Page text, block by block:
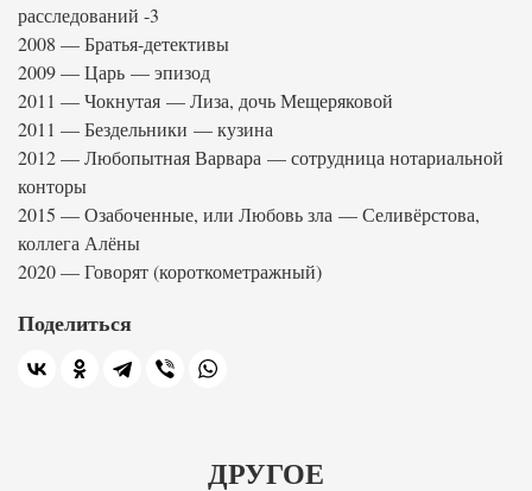
расследований -3
2008 — Братья-детективы
2009 — Царь — эпизод
2011 — Чокнутая — Лиза, дочь Мещеряковой
2011 — Бездельники — кузина
2012 — Любопытная Варвара — сотрудница нотариальной
конторы
2015 — Озабоченные, или Любовь зла — Селивёрстова,
коллега Алёны
2020 — Говорят (короткометражный)
Поделиться
ДРУГОЕ